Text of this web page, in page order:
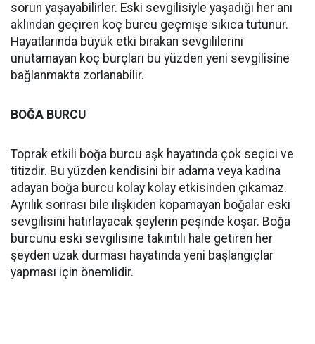
sorun yaşayabilirler. Eski sevgilisiyle yaşadığı her anı
aklından geçiren koç burcu geçmişe sıkıca tutunur.
Hayatlarında büyük etki bırakan sevgililerini
unutamayan koç burçları bu yüzden yeni sevgilisine
bağlanmakta zorlanabilir.
BOĞA BURCU
Toprak etkili boğa burcu aşk hayatında çok seçici ve
titizdir. Bu yüzden kendisini bir adama veya kadına
adayan boğa burcu kolay kolay etkisinden çıkamaz.
Ayrılık sonrası bile ilişkiden kopamayan boğalar eski
sevgilisini hatırlayacak şeylerin peşinde koşar. Boğa
burcunu eski sevgilisine takıntılı hale getiren her
şeyden uzak durması hayatında yeni başlangıçlar
yapması için önemlidir.